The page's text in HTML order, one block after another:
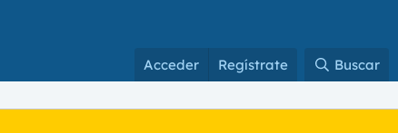
Acceder Regístrate Buscar